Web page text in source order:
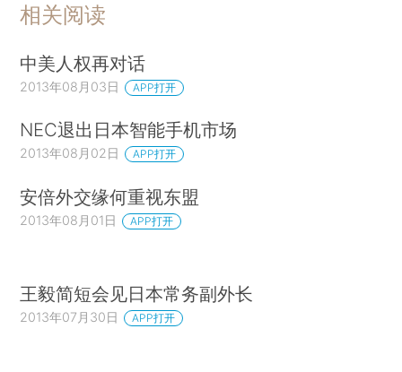
相关阅读
中美人权再对话
2013年08月03日 APP打开
NEC退出日本智能手机市场
2013年08月02日 APP打开
安倍外交缘何重视东盟
2013年08月01日 APP打开
王毅简短会见日本常务副外长
2013年07月30日 APP打开